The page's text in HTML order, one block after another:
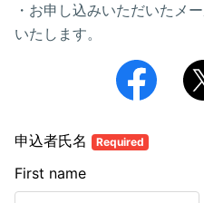
・お申し込みいただいたメ
いたします。
申込者氏名 Required
First name